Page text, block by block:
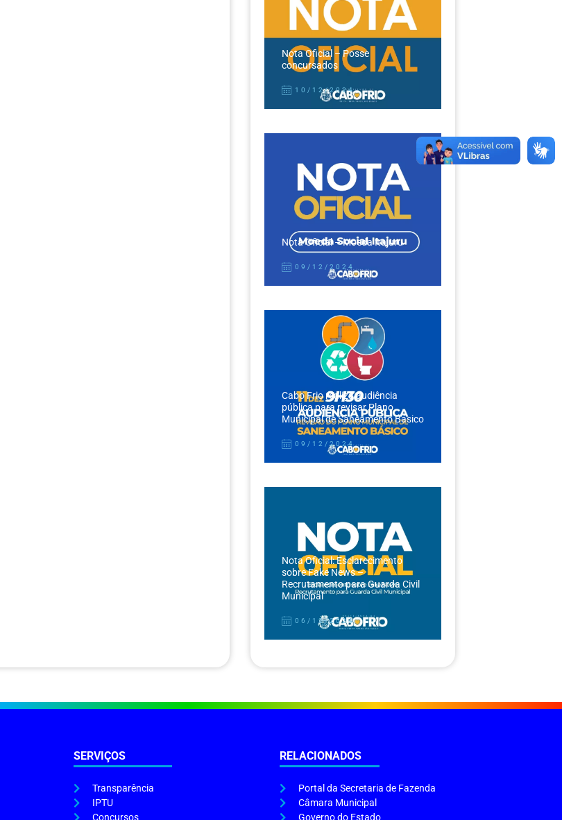
Nota Oficial – Posse
concursados
10/12/2024
Nota Oficial – Moeda Itajuru
09/12/2024
Cabo Frio realiza audiência
pública para revisar Plano
Municipal de Saneamento Básico
09/12/2024
Nota Oficial: Esclarecimento
sobre Fake News –
Recrutamento para Guarda Civil
Municipal
06/12/2024
SERVIÇOS
Transparência
IPTU
Concursos
RELACIONADOS
Portal da Secretaria de Fazenda
Câmara Municipal
Governo do Estado